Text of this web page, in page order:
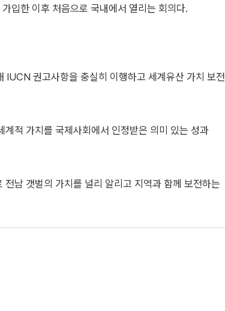
입한 이후 처음으로 국내에서 열리는 회의다.
IUCN 권고사항을 충실히 이행하고 세계유산 가치 보전
적 가치를 국제사회에서 인정받은 의미 있는 성과
남 갯벌의 가치를 널리 알리고 지역과 함께 보전하는